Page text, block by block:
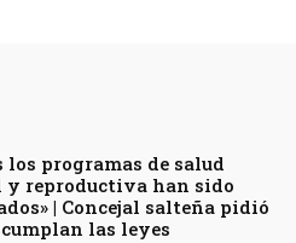
los programas de salud
y reproductiva han sido
| Concejal salteña pidió
cumplan las leyes